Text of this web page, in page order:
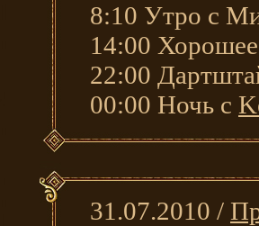
8:10 Утро с
14:00
22:00
00:00 Ночь с
31.07.2010 /